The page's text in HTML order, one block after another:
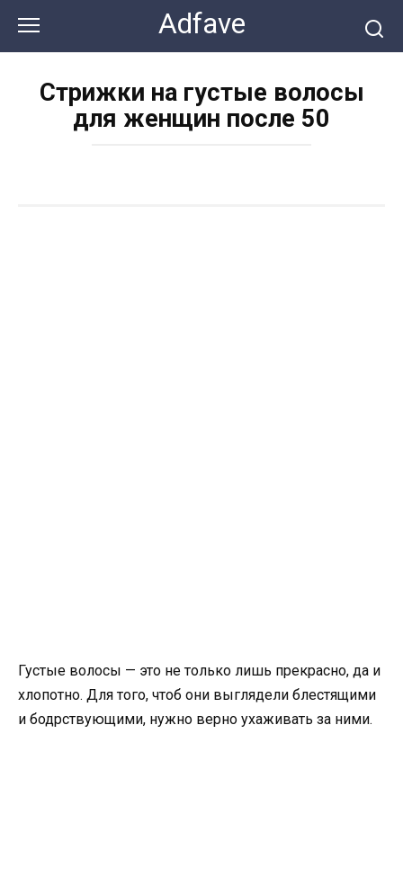
контенту
Adfave
Стрижки на густые волосы
для женщин после 50
Густые волосы — это не только лишь прекрасно, да и
хлопотно. Для того, чтоб они выглядели блестящими
и бодрствующими, нужно верно ухаживать за ними.